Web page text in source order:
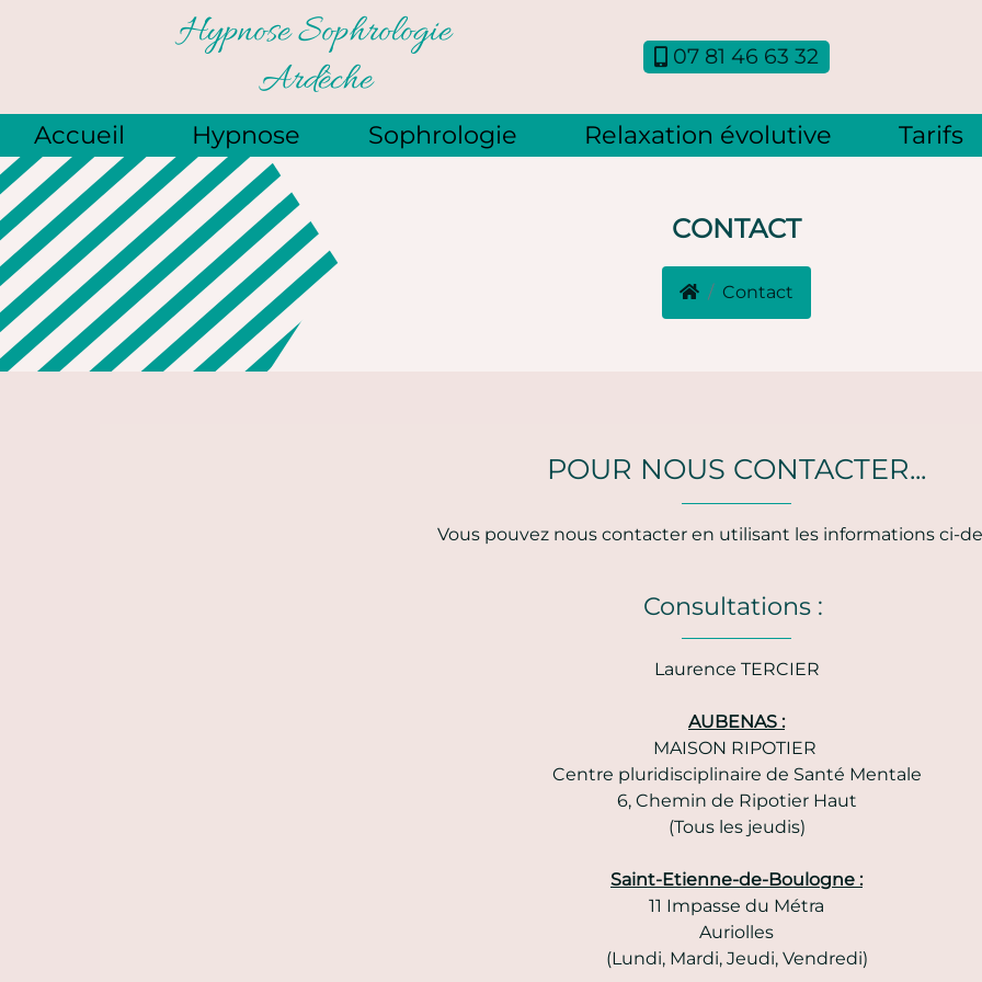
07 81 46 63 32
Accueil Hypnose Sophrologie Relaxation évolutive Tarifs
CONTACT
Contact
POUR NOUS CONTACTER...
Vous pouvez nous contacter en utilisant les informations ci-
Consultations :
Laurence TERCIER
AUBENAS :
MAISON RIPOTIER
Centre pluridisciplinaire de Santé Mentale
6, Chemin de Ripotier Haut
(Tous les jeudis)
Saint-Etienne-de-Boulogne :
11 Impasse du Métra
Auriolles
(Lundi, Mardi, Jeudi, Vendredi)
Panneau de gestion des cookies